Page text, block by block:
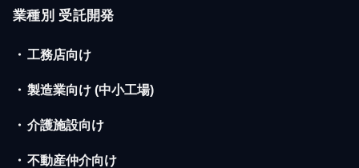
業種別 受託開発
・ 工務店向け
・ 製造業向け (中小工場)
・ 介護施設向け
・ 不動産仲介向け